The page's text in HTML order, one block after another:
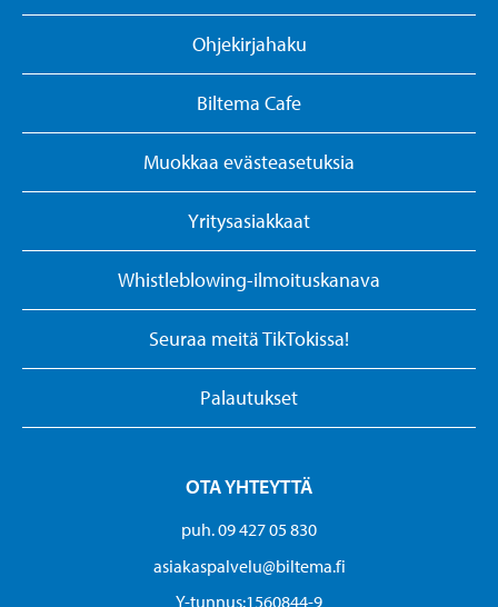
Ohjekirjahaku
Biltema Cafe
Muokkaa evästeasetuksia
Yritysasiakkaat
Whistleblowing-ilmoituskanava
Seuraa meitä TikTokissa!
Palautukset
OTA YHTEYTTÄ
puh. 09 427 05 830
asiakaspalvelu@biltema.fi
Y-tunnus:1560844-9